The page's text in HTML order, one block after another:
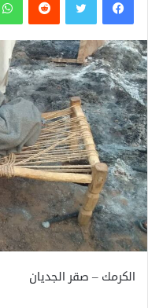
الكرمك – صقر الجديان